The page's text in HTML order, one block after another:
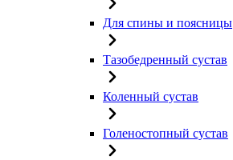
Для спины и поясницы
Тазобедренный сустав
Коленный сустав
Голеностопный сустав